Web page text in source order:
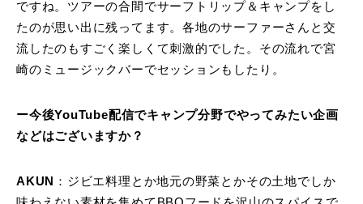
ですね。ツアーの合間でサーフトリップ＆キャンプをし
たのが思い出に残ってます。各地のサーファーさんと交
流したのもすごく楽しくて刺激的でした。その流れで宮
崎のミュージックバーでセッションもしたり。
ー今後YouTube配信でキャンプ分野でやってみたい企画
などはございますか？
AKUN
：ジビエ料理とか地元の野菜とかその土地でしか